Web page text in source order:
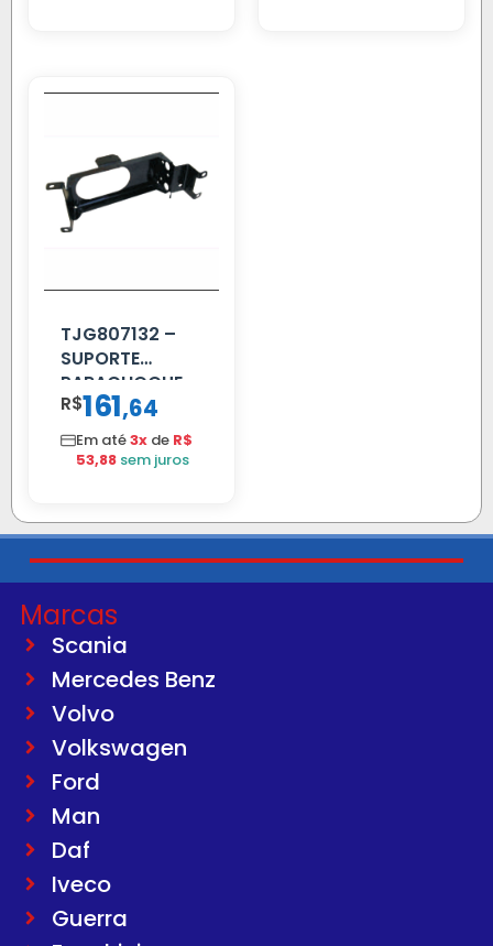
TJG807132 –
SUPORTE
PARACHOQUE
VW 12.170 LD
R$161,64
Em até3x de R$
53,88 sem juros
Marcas
Scania
Mercedes Benz
Volvo
Volkswagen
Ford
Man
Daf
Iveco
Guerra